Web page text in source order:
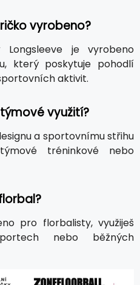
vyrobeno?
je vyrobeno
který poskytuje pohodlí
aktivit.
využití?
a sportovnímu střihu
tréninkové nebo
pro florbalisty, využiješ
nebo běžných